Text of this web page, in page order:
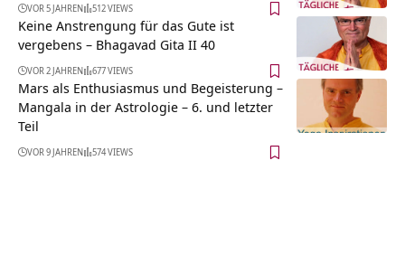
VOR 5 JAHREN 512 VIEWS
Keine Anstrengung für das Gute ist
vergebens – Bhagavad Gita II 40
VOR 2 JAHREN 677 VIEWS
Mars als Enthusiasmus und Begeisterung –
Mangala in der Astrologie – 6. und letzter
Teil
VOR 9 JAHREN 574 VIEWS